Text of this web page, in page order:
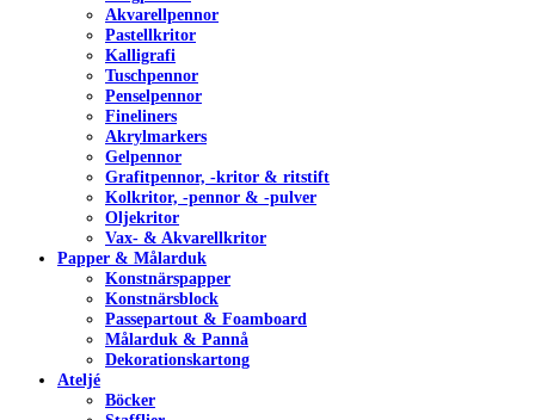
Akvarellpennor
Pastellkritor
Kalligrafi
Tuschpennor
Penselpennor
Fineliners
Akrylmarkers
Gelpennor
Grafitpennor, -kritor & ritstift
Kolkritor, -pennor & -pulver
Oljekritor
Vax- & Akvarellkritor
Papper & Målarduk
Konstnärspapper
Konstnärsblock
Passepartout & Foamboard
Målarduk & Pannå
Dekorationskartong
Ateljé
Böcker